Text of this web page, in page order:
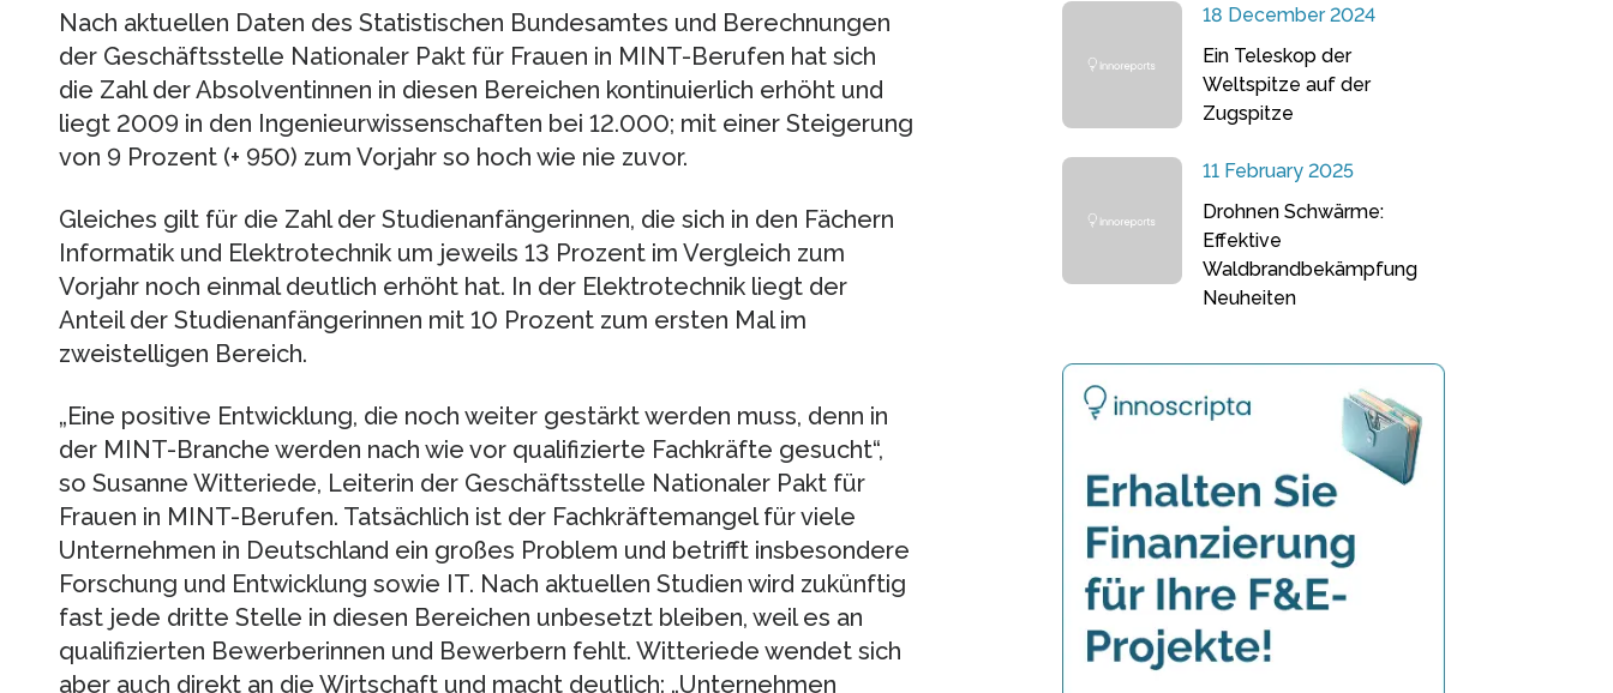
Nach aktuellen Daten des Statistischen Bundesamtes und Berechnungen
der Geschäftsstelle Nationaler Pakt für Frauen in MINT-Berufen hat sich
die Zahl der Absolventinnen in diesen Bereichen kontinuierlich erhöht und
liegt 2009 in den Ingenieurwissenschaften bei 12.000; mit einer Steigerung
von 9 Prozent (+ 950) zum Vorjahr so hoch wie nie zuvor.
Gleiches gilt für die Zahl der Studienanfängerinnen, die sich in den Fächern
Informatik und Elektrotechnik um jeweils 13 Prozent im Vergleich zum
Vorjahr noch einmal deutlich erhöht hat. In der Elektrotechnik liegt der
Anteil der Studienanfängerinnen mit 10 Prozent zum ersten Mal im
zweistelligen Bereich.
„Eine positive Entwicklung, die noch weiter gestärkt werden muss, denn in
der MINT-Branche werden nach wie vor qualifizierte Fachkräfte gesucht“,
so Susanne Witteriede, Leiterin der Geschäftsstelle Nationaler Pakt für
Frauen in MINT-Berufen. Tatsächlich ist der Fachkräftemangel für viele
Unternehmen in Deutschland ein großes Problem und betrifft insbesondere
Forschung und Entwicklung sowie IT. Nach aktuellen Studien wird zukünftig
fast jede dritte Stelle in diesen Bereichen unbesetzt bleiben, weil es an
qualifizierten Bewerberinnen und Bewerbern fehlt. Witteriede wendet sich
aber auch direkt an die Wirtschaft und macht deutlich: „Unternehmen
18 December 2024
Ein Teleskop der
Weltspitze auf der
Zugspitze
11 February 2025
Drohnen Schwärme:
Effektive
Waldbrandbekämpfung
Neuheiten